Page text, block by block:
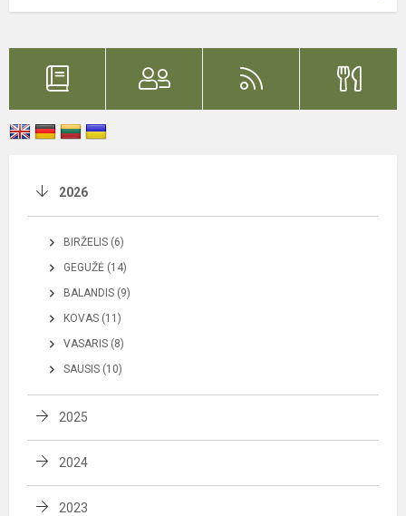
2026
BIRŽELIS (6)
GEGUŽĖ (14)
BALANDIS (9)
KOVAS (11)
VASARIS (8)
SAUSIS (10)
2025
2024
2023